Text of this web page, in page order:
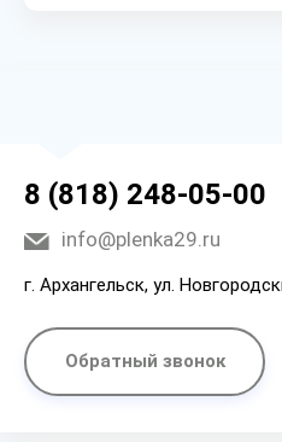
8 (818) 248-05-00
info@plenka29.ru
г. Архангельск, ул.
Обратный звонок